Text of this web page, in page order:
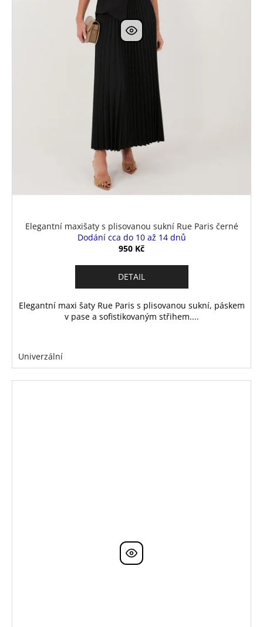
Elegantní maxišaty s plisovanou sukní Rue Paris černé
Dodání cca do 10 až 14 dnů
950 Kč
DETAIL
Elegantní maxi šaty Rue Paris s plisovanou sukní, páskem
v pase a sofistikovaným střihem....
Univerzální